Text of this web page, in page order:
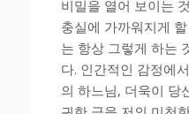
비밀을 열어 보이는
충실에 가까워지게
는 항상 그렇게 하는
다. 인간적인 감정에
의 하느님, 더욱이 당